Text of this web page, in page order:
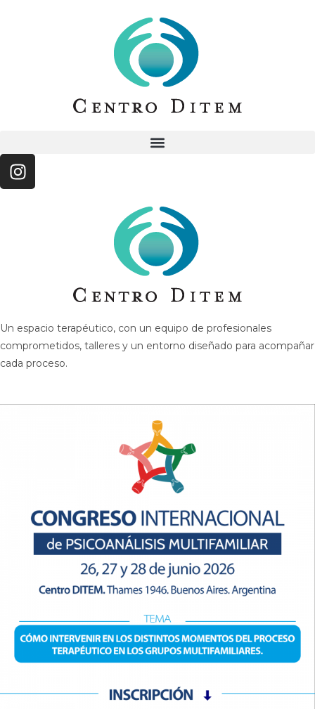
Un espacio terapéutico, con un equipo de profesionales
comprometidos, talleres y un entorno diseñado para acompañar
cada proceso.